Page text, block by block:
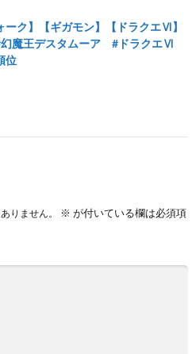
ーク】【ギガモン】【ドラクエⅥ】
#幻魔王デスタムーア #ドラクエⅥ
位
りません。 ※ が付いている欄は必須項